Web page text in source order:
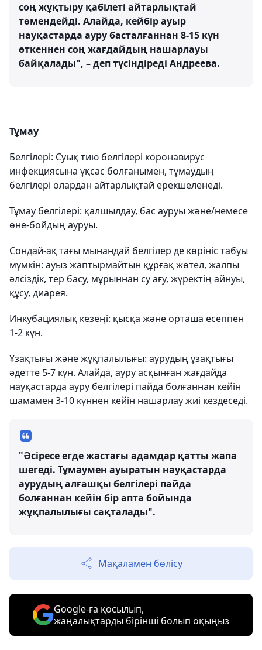
соң жұқтыру қабілеті айтарлықтай
төмендейді. Алайда, кейбір ауыр
науқастарда ауру басталғаннан 8-15 күн
өткеннен соң жағдайдың нашарлауы
байқалады", – деп түсіндіреді Андреева.
Тұмау
Белгілері: Суық тию белгілері коронавирус
инфекциясына ұқсас болғанымен, тұмаудың
белгілері олардан айтарлықтай ерекшеленеді.
Тұмау белгілері: қалшылдау, бас ауруы және/немесе
өне-бойдың ауруы.
Сондай-ақ тағы мынандай белгілер де көрініс табуы
мүмкін: ауыз жаптырмайтын құрғақ жөтел, жалпы
әлсіздік, тер басу, мұрыннан су ағу, жүректің айнуы,
құсу, диарея.
Инкубациялық кезеңі: қысқа және орташа есеппен
1-2 күн.
Ұзақтығы және жұқпалылығы: аурудың ұзақтығы
әдетте 5-7 күн. Алайда, ауру асқынған жағдайда
науқастарда ауру белгілері пайда болғаннан кейін
шамамен 3-10 күннен кейін нашарлау жиі кездеседі.
"Әсіресе егде жастағы адамдар қатты жапа
шегеді. Тұмаумен ауыратын науқастарда
аурудың алғашқы белгілері пайда
болғаннан кейін бір апта бойында
жұқпалылығы сақталады".
Мақаламен бөлісу
Google-ға қосылып,
жаңалықтарды бірінші болып оқыңыз